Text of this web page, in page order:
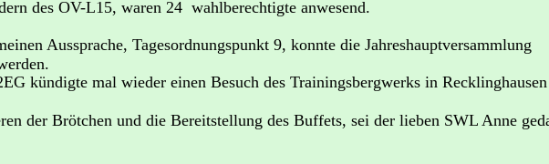
des OV-L15, waren 24  wahlberechtigte anwesend.
Aussprache, Tagesordnungspunkt 9, konnte die Jahreshauptversammlung
kündigte mal wieder einen Besuch des Trainingsbergwerks in
der Brötchen und die Bereitstellung des Buffets, sei der lieben SWL Anne